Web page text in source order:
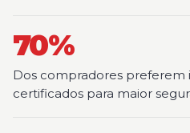
70%
Dos compradores preferem
certificados para maior